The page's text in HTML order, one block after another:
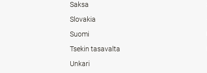
Saksa
Slovakia
Suomi
Tsekin tasavalta
Unkari